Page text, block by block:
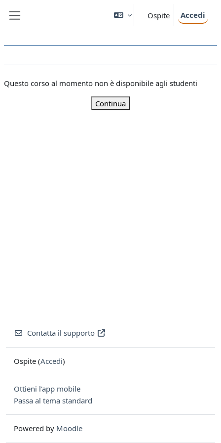
Ospite Accedi
Questo corso al momento non è disponibile agli studenti
Continua
Contatta il supporto
Ospite (Accedi)
Ottieni l'app mobile
Passa al tema standard
Powered by Moodle